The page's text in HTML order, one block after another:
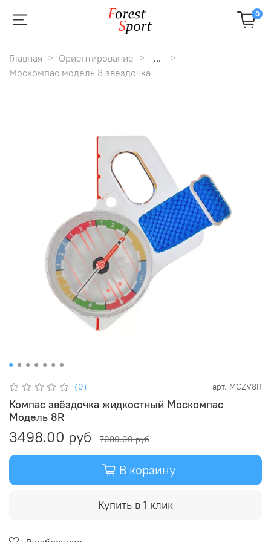
0
Главная Ориентирование
...
Москомпас модель 8 звездочка
(0) арт. MCZV8R
Компас звёздочка жидкостный Москомпас
Модель 8R
3498.00 руб 7080.00 руб
В корзину
Купить в 1 клик